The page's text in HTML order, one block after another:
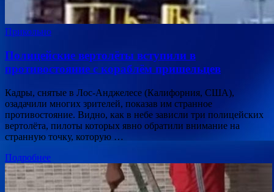
Прикольно
Полицейские вертолёты вступили в
противостояние с кораблём пришельцев
Кадры, снятые в Лос-Анджелесе (Калифорния, США),
озадачили многих зрителей, показав им странное
противостояние. Видно, как в небе зависли три полицейских
вертолёта, пилоты которых явно обратили внимание на
странную точку, которую …
Подробнее